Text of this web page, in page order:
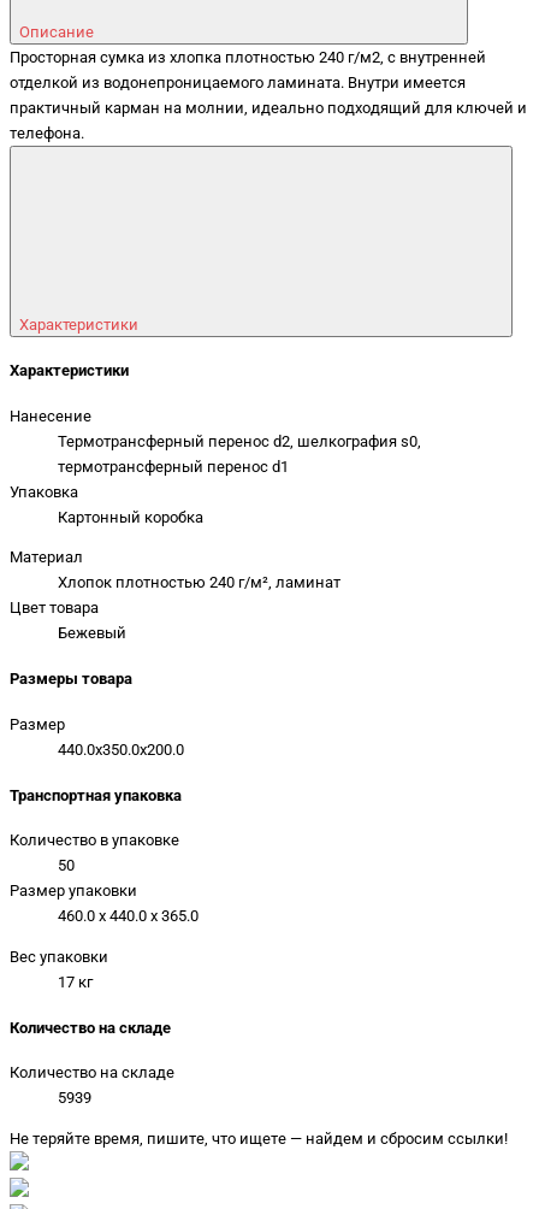
Описание
Просторная сумка из хлопка плотностью 240 г/м2, с внутренней
отделкой из водонепроницаемого ламината. Внутри имеется
практичный карман на молнии, идеально подходящий для ключей и
телефона.
Характеристики
Характеристики
Нанесение
Термотрансферный перенос d2, шелкография s0,
термотрансферный перенос d1
Упаковка
Картонный коробка
Материал
Хлопок плотностью 240 г/м², ламинат
Цвет товара
Бежевый
Размеры товара
Размер
440.0x350.0x200.0
Транспортная упаковка
Количество в упаковке
50
Размер упаковки
460.0 x 440.0 x 365.0
Вес упаковки
17 кг
Количество на складе
Количество на складе
5939
Не теряйте время, пишите, что ищете — найдем и сбросим ссылки!